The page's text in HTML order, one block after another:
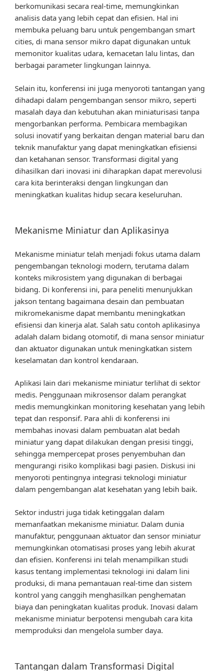
berkomunikasi secara real-time, memungkinkan
analisis data yang lebih cepat dan efisien. Hal ini
membuka peluang baru untuk pengembangan smart
cities, di mana sensor mikro dapat digunakan untuk
memonitor kualitas udara, kemacetan lalu lintas, dan
berbagai parameter lingkungan lainnya.
Selain itu, konferensi ini juga menyoroti tantangan yang
dihadapi dalam pengembangan sensor mikro, seperti
masalah daya dan kebutuhan akan miniaturisasi tanpa
mengorbankan performa. Pembicara membagikan
solusi inovatif yang berkaitan dengan material baru dan
teknik manufaktur yang dapat meningkatkan efisiensi
dan ketahanan sensor. Transformasi digital yang
dihasilkan dari inovasi ini diharapkan dapat merevolusi
cara kita berinteraksi dengan lingkungan dan
meningkatkan kualitas hidup secara keseluruhan.
Mekanisme Miniatur dan Aplikasinya
Mekanisme miniatur telah menjadi fokus utama dalam
pengembangan teknologi modern, terutama dalam
konteks mikrosistem yang digunakan di berbagai
bidang. Di konferensi ini, para peneliti menunjukkan
jakson tentang bagaimana desain dan pembuatan
mikromekanisme dapat membantu meningkatkan
efisiensi dan kinerja alat. Salah satu contoh aplikasinya
adalah dalam bidang otomotif, di mana sensor miniatur
dan aktuator digunakan untuk meningkatkan sistem
keselamatan dan kontrol kendaraan.
Aplikasi lain dari mekanisme miniatur terlihat di sektor
medis. Penggunaan mikrosensor dalam perangkat
medis memungkinkan monitoring kesehatan yang lebih
tepat dan responsif. Para ahli di konferensi ini
membahas inovasi dalam pembuatan alat bedah
miniatur yang dapat dilakukan dengan presisi tinggi,
sehingga mempercepat proses penyembuhan dan
mengurangi risiko komplikasi bagi pasien. Diskusi ini
menyoroti pentingnya integrasi teknologi miniatur
dalam pengembangan alat kesehatan yang lebih baik.
Sektor industri juga tidak ketinggalan dalam
memanfaatkan mekanisme miniatur. Dalam dunia
manufaktur, penggunaan aktuator dan sensor miniatur
memungkinkan otomatisasi proses yang lebih akurat
dan efisien. Konferensi ini telah menampilkan studi
kasus tentang implementasi teknologi ini dalam lini
produksi, di mana pemantauan real-time dan sistem
kontrol yang canggih menghasilkan penghematan
biaya dan peningkatan kualitas produk. Inovasi dalam
mekanisme miniatur berpotensi mengubah cara kita
memproduksi dan mengelola sumber daya.
Tantangan dalam Transformasi Digital